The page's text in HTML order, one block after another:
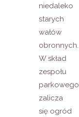
niedaleko
starych
wałów
obronnych.
W skład
zespołu
parkowego
zalicza
się ogród